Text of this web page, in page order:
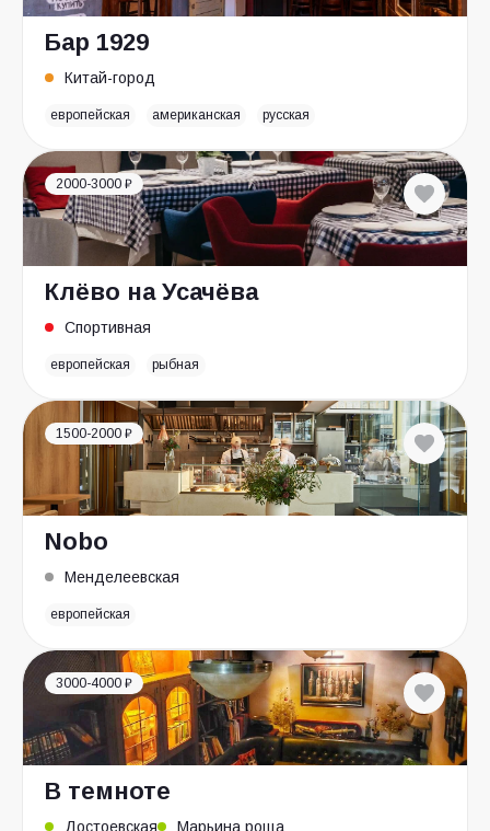
Бар 1929
Китай-город
европейская американская русская
2000-3000 ₽
Клёво на Усачёва
Спортивная
европейская рыбная
1500-2000 ₽
Nobo
Менделеевская
европейская
3000-4000 ₽
В темноте
Достоевская Марьина роща